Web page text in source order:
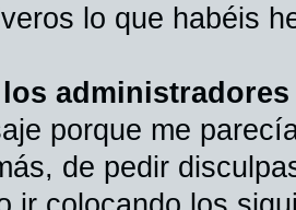
lo que habéis
los
porque me
de pedir